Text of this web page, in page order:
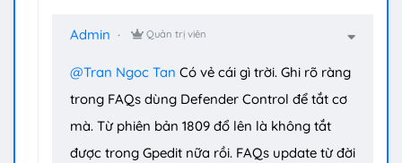
Admin Quản trị viên
@Tran Ngoc Tan Có vẻ cái gì trời. Ghi rõ ràng
trong FAQs dùng Defender Control để tắt cơ
mà. Từ phiên bản 1809 đổ lên là không tắt
được trong Gpedit nữa rồi. FAQs update từ đời